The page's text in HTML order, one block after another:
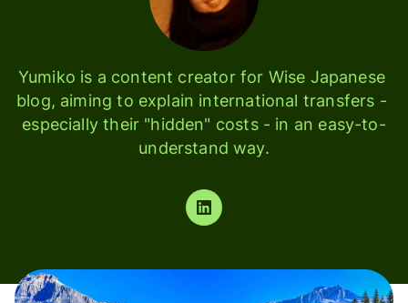
Yumiko is a content creator for Wise Japanese
blog, aiming to explain international transfers -
especially their "hidden" costs - in an easy-to-
understand way.